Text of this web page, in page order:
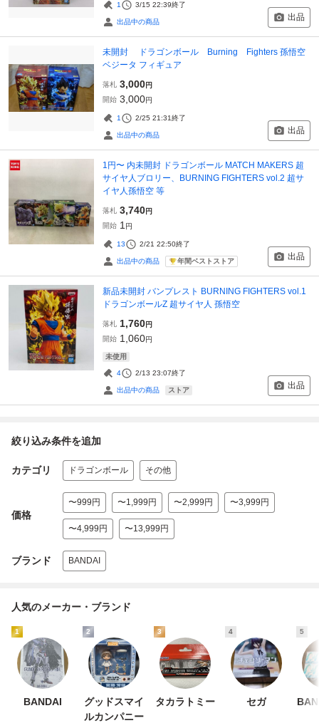
1 3/15 22:39終了
出品中の商品 出品
未開封 ドラゴンボール Burning Fighters 孫悟空
ベジータ フィギュア
落札 3,000円
開始 3,000円
1 2/25 21:31終了
出品中の商品 出品
1円〜 内未開封 ドラゴンボール MATCH MAKERS 超
サイヤ人ブロリー、BURNING FIGHTERS vol.2 超サ
イヤ人孫悟空 等
落札 3,740円
開始 1 円
13 2/21 22:50終了
出品中の商品 年間ベストストア 出品
新品未開封 バンプレスト BURNING FIGHTERS vol.1
ドラゴンボールZ 超サイヤ人 孫悟空
落札 1,760円
開始 1,060円
未使用
4 2/13 23:07終了
出品中の商品 ストア 出品
絞り込み条件を追加
カテゴリ ドラゴンボール その他
価格
〜999円 〜1,999円 〜2,999円 〜3,999円
〜4,999円 〜13,999円
ブランド BANDAI
人気のメーカー・ブランド
1
BANDAI
2
グッドスマイ
ルカンパニー
3
タカラトミー
4
セガ
5